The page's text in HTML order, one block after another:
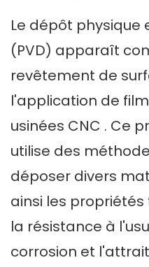
Le dépôt physique
(PVD) apparaît
revêtement de
l'application de
usinées CNC . Ce
utilise des
déposer divers
ainsi les
la résistance à
corrosion et